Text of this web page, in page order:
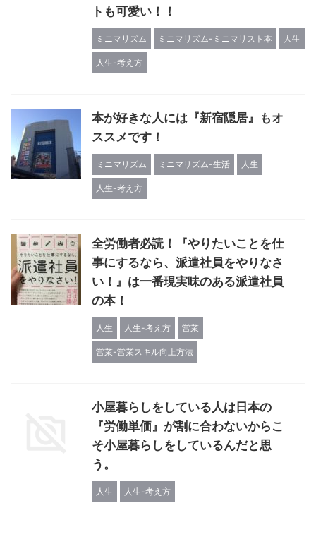
トも可愛い！！
ミニマリズム ミニマリズム-ミニマリスト本 人生
人生-考え方
本が好きな人には『新宿隠居』もオ
ススメです！
ミニマリズム ミニマリズム-生活 人生
人生-考え方
全労働者必読！『やりたいことを仕
事にするなら、派遣社員をやりなさ
い！』は一番現実味のある派遣社員
の本！
人生 人生-考え方 営業
営業-営業スキル向上方法
小屋暮らしをしている人は日本の
『労働単価』が割に合わないからこ
そ小屋暮らしをしているんだと思
う。
人生 人生-考え方